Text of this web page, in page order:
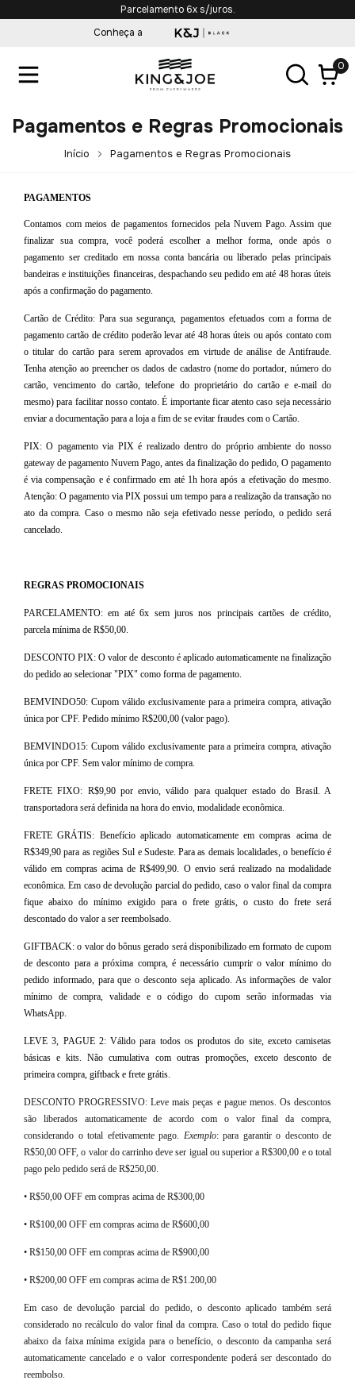
Parcelamento 6x s/juros.
Conheça a
0
Pagamentos e Regras Promocionais
Início Pagamentos e Regras Promocionais
PAGAMENTOS
Contamos com meios de pagamentos fornecidos pela Nuvem Pago. Assim que
finalizar sua compra, você poderá escolher a melhor forma, onde após o
pagamento ser creditado em nossa conta bancária ou liberado pelas principais
bandeiras e instituições financeiras, despachando seu pedido em até 48 horas úteis
após a confirmação do pagamento.
Cartão de Crédito: Para sua segurança, pagamentos efetuados com a forma de
pagamento cartão de crédito poderão levar até 48 horas úteis ou após contato com
o titular do cartão para serem aprovados em virtude de análise de Antifraude.
Tenha atenção ao preencher os dados de cadastro (nome do portador, número do
cartão, vencimento do cartão, telefone do proprietário do cartão e e-mail do
mesmo) para facilitar nosso contato. É importante ficar atento caso seja necessário
enviar a documentação para a loja a fim de se evitar fraudes com o Cartão.
PIX: O pagamento via PIX é realizado dentro do próprio ambiente do nosso
gateway de pagamento Nuvem Pago, antes da finalização do pedido, O pagamento
é via compensação e é confirmado em até 1h hora após a efetivação do mesmo.
Atenção: O pagamento via PIX possui um tempo para a realização da transação no
ato da compra. Caso o mesmo não seja efetivado nesse período, o pedido será
cancelado.
REGRAS PROMOCIONAIS
PARCELAMENTO: em até 6x sem juros nos principais cartões de crédito,
parcela mínima de R$50,00.
DESCONTO PIX: O valor de desconto é aplicado automaticamente na finalização
do pedido ao selecionar "PIX" como forma de pagamento.
BEMVINDO50: Cupom válido exclusivamente para a primeira compra, ativação
única por CPF. Pedido mínimo R$200,00 (valor pago).
BEMVINDO15: Cupom válido exclusivamente para a primeira compra, ativação
única por CPF. Sem valor mínimo de compra.
FRETE FIXO: R$9,90 por envio, válido para qualquer estado do Brasil. A
transportadora será definida na hora do envio, modalidade econômica.
FRETE GRÁTIS: Benefício aplicado automaticamente em compras acima de
R$349,90 para as regiões Sul e Sudeste. Para as demais localidades, o benefício é
válido em compras acima de R$499,90. O envio será realizado na modalidade
econômica. Em caso de devolução parcial do pedido, caso o valor final da compra
fique abaixo do mínimo exigido para o frete grátis, o custo do frete será
descontado do valor a ser reembolsado.
GIFTBACK: o valor do bônus gerado será disponibilizado em formato de cupom
de desconto para a próxima compra, é necessário cumprir o valor mínimo do
pedido informado, para que o desconto seja aplicado. As informações de valor
mínimo de compra, validade e o código do cupom serão informadas via
WhatsApp.
LEVE 3, PAGUE 2: Válido para todos os produtos do site, exceto camisetas
básicas e kits. Não cumulativa com outras promoções, exceto desconto de
primeira compra, giftback e frete grátis.
DESCONTO PROGRESSIVO: Leve mais peças e pague menos. Os descontos
são liberados automaticamente de acordo com o valor final da compra,
considerando o total efetivamente pago. Exemplo: para garantir o desconto de
R$50,00 OFF, o valor do carrinho deve ser igual ou superior a R$300,00 e o total
pago pelo pedido será de R$250,00.
• R$50,00 OFF em compras acima de R$300,00
• R$100,00 OFF em compras acima de R$600,00
• R$150,00 OFF em compras acima de R$900,00
• R$200,00 OFF em compras acima de R$1.200,00
Em caso de devolução parcial do pedido, o desconto aplicado também será
considerado no recálculo do valor final da compra. Caso o total do pedido fique
abaixo da faixa mínima exigida para o benefício, o desconto da campanha será
automaticamente cancelado e o valor correspondente poderá ser descontado do
reembolso.